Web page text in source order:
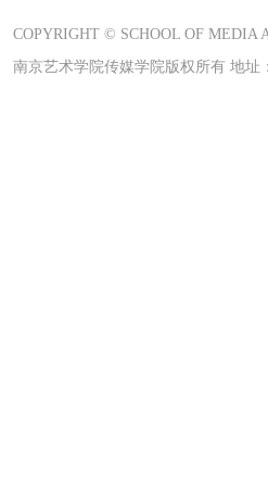
COPYRIGHT © SCHOOL OF MEDIA
南京艺术学院传媒学院版权所有 地址